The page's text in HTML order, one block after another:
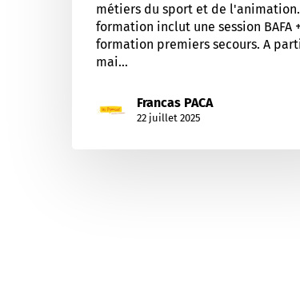
métiers du sport et de
formation inclut une session BAFA
formation premiers secours. A
mai…
Francas PACA
22 juillet 2025